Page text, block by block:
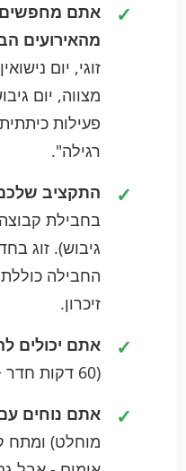
אתם
מהאירועים
זוגי, יום
פעילות
רגילה".
התקציב שלכם החל
זיכרון.
אתם יכולים
(60 דקות חדר + 30 דקות לובי VIP).
אתם נוחים
מוחלט) ומתח